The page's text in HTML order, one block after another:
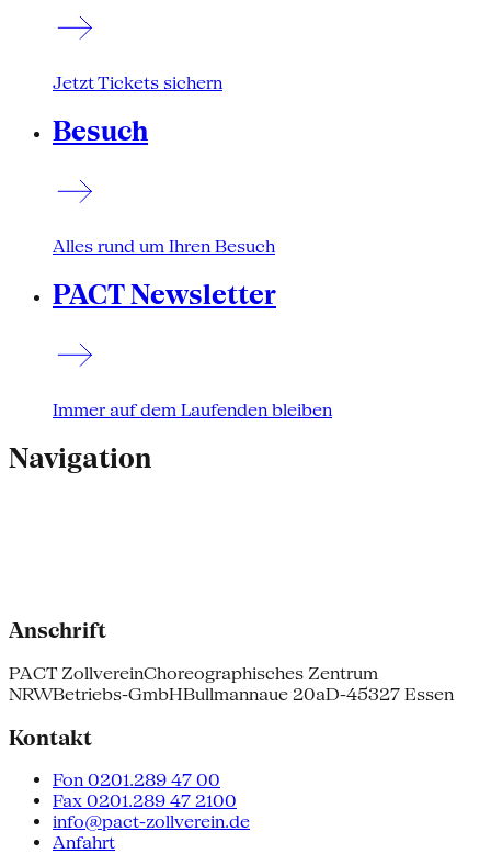
Jetzt Tickets sichern
Besuch
Alles rund um Ihren Besuch
PACT Newsletter
Immer auf dem Laufenden bleiben
Navigation
Anschrift
PACT ZollvereinChoreographisches Zentrum
NRWBetriebs-GmbHBullmannaue 20aD-45327 Essen
Kontakt
Fon 0201.289 47 00
Fax 0201.289 47 2100
info@pact-zollverein.de
Anfahrt